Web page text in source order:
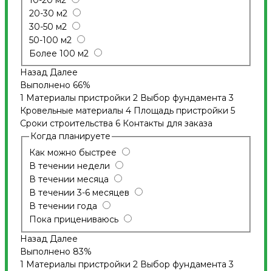
20-30 м2
30-50 м2
50-100 м2
Более 100 м2
Назад Далее
Выполнено 66%
1 Материалы пристройки 2 Выбор фундамента 3
Кровельные материалы 4 Площадь пристройки 5
Сроки строительства 6 Контакты для заказа
Когда планируете
Как можно быстрее
В течении недели
В течении месяца
В течении 3-6 месяцев
В течении года
Пока прицениваюсь
Назад Далее
Выполнено 83%
1 Материалы пристройки 2 Выбор фундамента 3